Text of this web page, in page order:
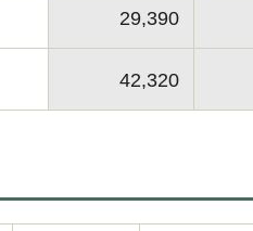
29,390
42,320